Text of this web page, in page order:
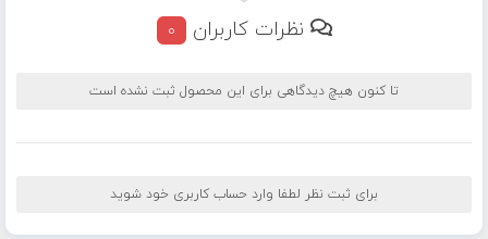
نظرات کاربران 0
تا کنون هیچ دیدگاهی برای این محصول ثبت نشده است
برای ثبت نظر لطفا وارد حساب کاربری خود شوید